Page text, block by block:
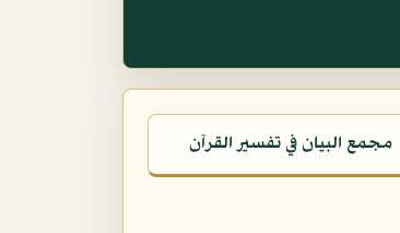
مجمع البيان في تفسير القرآن